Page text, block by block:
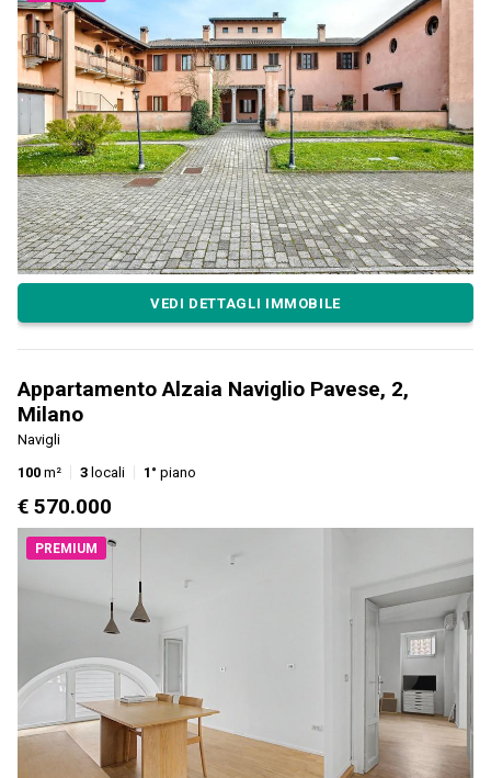
VEDI DETTAGLI IMMOBILE
Appartamento Alzaia Naviglio Pavese, 2,
Milano
Navigli
100 m² 3 locali 1° piano
€ 570.000
PREMIUM